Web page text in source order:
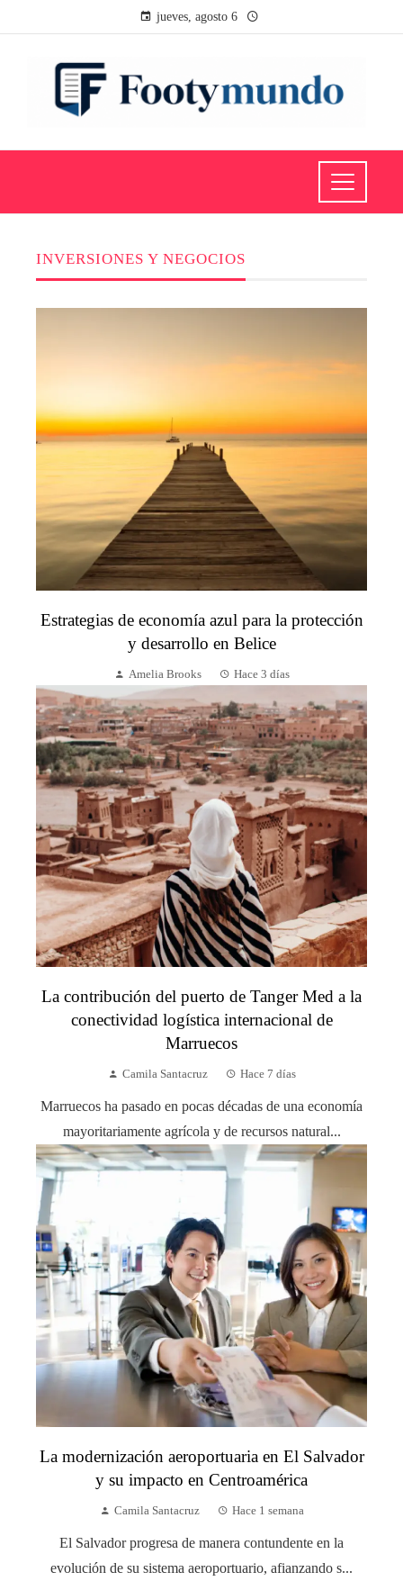
jueves, agosto 6
INVERSIONES Y NEGOCIOS
Estrategias de economía azul para la protección
y desarrollo en Belice
Amelia Brooks Hace 3 días
La contribución del puerto de Tanger Med a la
conectividad logística internacional de
Marruecos
Camila Santacruz Hace 7 días
Marruecos ha pasado en pocas décadas de una economía
mayoritariamente agrícola y de recursos natural...
La modernización aeroportuaria en El Salvador
y su impacto en Centroamérica
Camila Santacruz Hace 1 semana
El Salvador progresa de manera contundente en la
evolución de su sistema aeroportuario, afianzando s...